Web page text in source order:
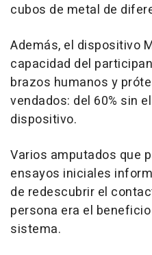
cubos de metal de
Además, el dispositivo
capacidad del
brazos humanos y
vendados: del 60% sin
dispositivo.
Varios amputados que
ensayos iniciales
de redescubrir el
persona era el
sistema.